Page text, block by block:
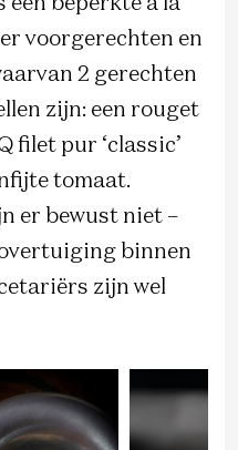
voorgerechten en
2 gerechten
zijn: een rouget
filet pur ‘classic’
tomaat.
er bewust niet –
binnen
zijn wel